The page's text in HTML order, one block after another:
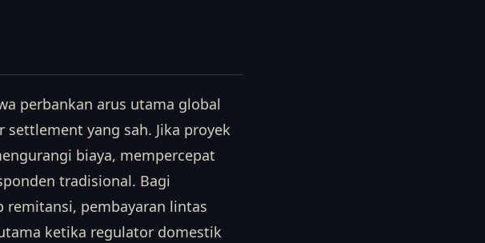
perbankan arus utama global
yang sah. Jika proyek
biaya, mempercepat
tradisional. Bagi
remitansi, pembayaran lintas
ketika regulator domestik